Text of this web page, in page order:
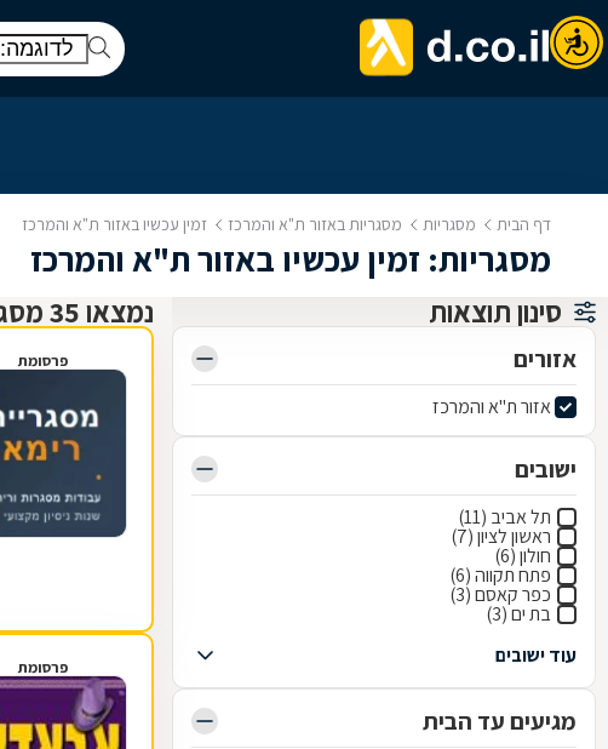
דף הבית מסגריות מסגריות באזור ת"א והמרכז זמין עכשיו באזור ת"א והמרכז
מסגריות: זמין עכשיו באזור ת"א והמרכז
סינון תוצאות
אזורים
אזור ת"א והמרכז
ישובים
תל אביב (11)
ראשון לציון (7)
חולון (6)
פתח תקווה (6)
כפר קאסם (3)
בת ים (3)
עוד ישובים
מגיעים עד הבית
נמצאו 35 מסגריות
פרסומת
פרסומת